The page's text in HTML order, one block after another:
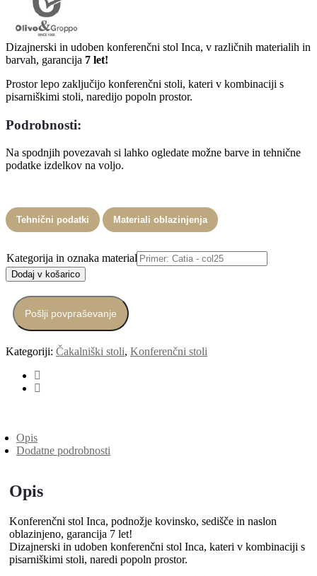
Dizajnerski in udoben konferenčni stol Inca, v različnih materialih in
barvah, garancija 7 let!
Prostor lepo zaključijo konferenčni stoli, kateri v kombinaciji s
pisarniškimi stoli, naredijo popoln prostor.
Podrobnosti:
Na spodnjih povezavah si lahko ogledate možne barve in tehnične
podatke izdelkov na voljo.
Tehnični podatki Materiali oblazinjenja
Kategorija in oznaka materiala
Dodaj v košarico
Pošlji povpraševanje
Kategoriji: Čakalniški stoli, Konferenčni stoli
Opis
Dodatne podrobnosti
Opis
Konferenčni stol Inca, podnožje kovinsko, sedišče in naslon
oblazinjeno, garancija 7 let!
Dizajnerski in udoben konferenčni stol Inca, kateri v kombinaciji s
pisarniškimi stoli, naredi popoln prostor.